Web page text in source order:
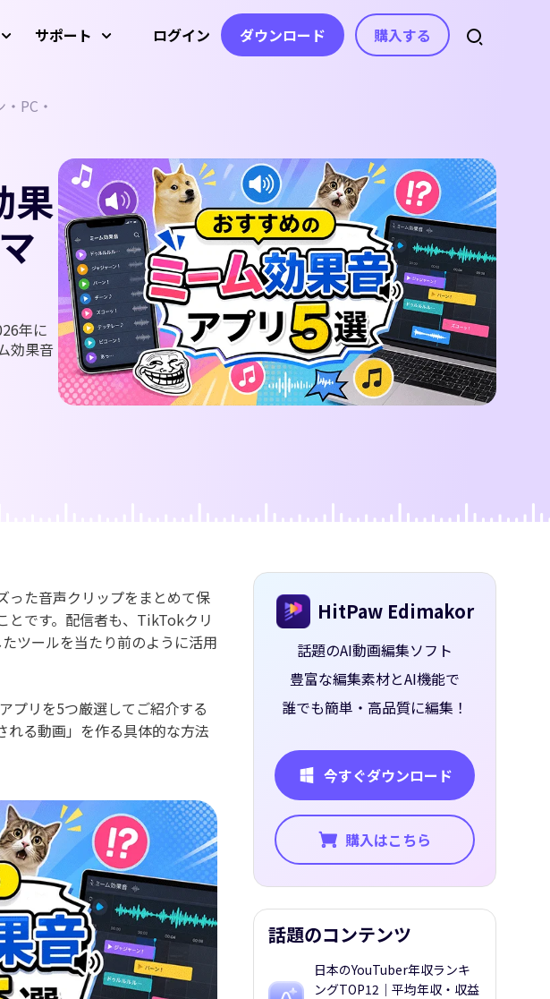
ログイン ダウンロード 購入する
ーム アニメ
ジェネレ
Recorder（録画
を削除
動画エフェクト
動画フィルター
動画ステッカー
ビデオトランジション
動画テンプレート
テキスト アニメーション
ョ
プト生成
自動字幕生成
音声から文字起こし
コピーライティング
動画の不要な文字を消
す
動画の字幕を消すAIツ
ール
AIテキストベース編集
AI音楽生成
ボイスチェンジャー
テキスト読み上
ボイスクローン
ボーカルリムーバー
AI効果音生成
無音検出
ダンス動画
バグ動画モード
ビージェネレーター
ファイトジェネレーター
ンタ動画
少女ジェネレーター
カートゥーンジェネレーター
サポート
使い方ガイド
操作方法を分かりやすく紹介
使い方記事
すべてのヒント＆解決策
アップデート情報
最新のアップデート&修正内容
YouTube
YouTubeの公式チャンネル
PC・
果
年に
効果音
った音声クリップをまとめて保
とです。配信者も、TikTokクリ
ツールを当たり前のように活用
プリを5つ厳選してご紹介する
れる動画」を作る具体的な方法
HitPaw Edimakor
話題のAI動画編集ソフト
豊富な編集素材とAI機能で
誰でも簡単・高品質に編集！
今すぐダウンロード
購入はこちら
話題のコンテンツ
日本のYouTuber年収ランキ
ングTOP12｜平均年収・収益